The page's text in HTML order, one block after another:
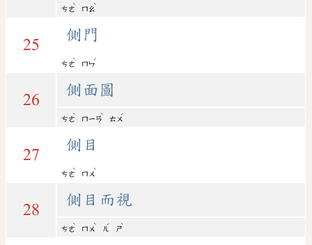
ㄘㄜ
ˋ
ㄇㄠ
ˋ
25
側門
ㄘㄜ
ˋ
ㄇㄣ
ˊ
26
側面圖
ㄘㄜ
ˋ
ㄇㄧㄢ
ˋ
ㄊㄨ
ˊ
27
側目
ㄘㄜ
ˋ
ㄇㄨ
ˋ
28
側目而視
ㄘㄜ
ˋ
ㄇㄨ
ˋ
ㄦ
ˊ
ㄕ
ˋ